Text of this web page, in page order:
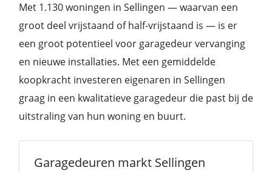
Met 1.130 woningen in Sellingen — waarvan een
groot deel vrijstaand of half-vrijstaand is — is er
een groot potentieel voor garagedeur vervanging
en nieuwe installaties. Met een gemiddelde
koopkracht investeren eigenaren in Sellingen
graag in een kwalitatieve garagedeur die past bij de
uitstraling van hun woning en buurt.
Garagedeuren markt Sellingen